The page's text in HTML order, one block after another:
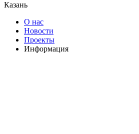
Казань
О нас
Новости
Проекты
Информация